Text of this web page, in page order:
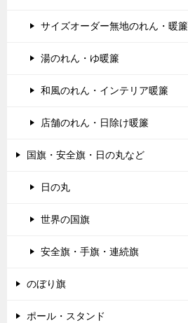
サイズオーダー無地のれん・暖簾
湯のれん・ゆ暖簾
和風のれん・インテリア暖簾
店舗のれん・日除け暖簾
国旗・安全旗・日の丸など
日の丸
世界の国旗
安全旗・手旗・連続旗
のぼり旗
ポール・スタンド